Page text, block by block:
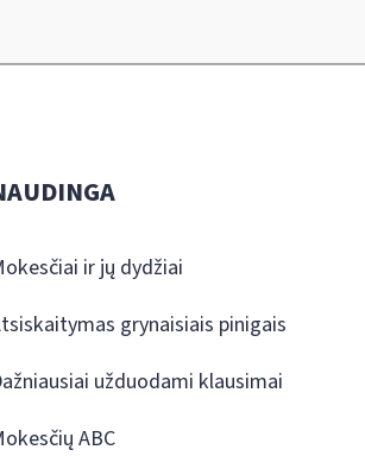
ir jų dydžiai
grynaisiais pinigais
užduodami klausimai
ABC